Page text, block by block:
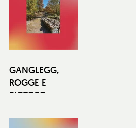
GANGLEGG,
ROGGE E
BIOTOPO